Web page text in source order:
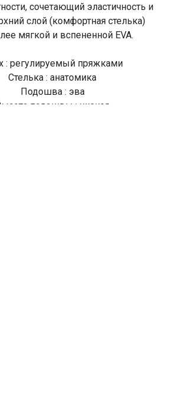
сочетающий эластичность и
слой (комфортная стелька)
мягкой и вспененной EVA.
: регулируемый пряжками
Стелька : анатомика
Подошва : эва
подошвы : низкая